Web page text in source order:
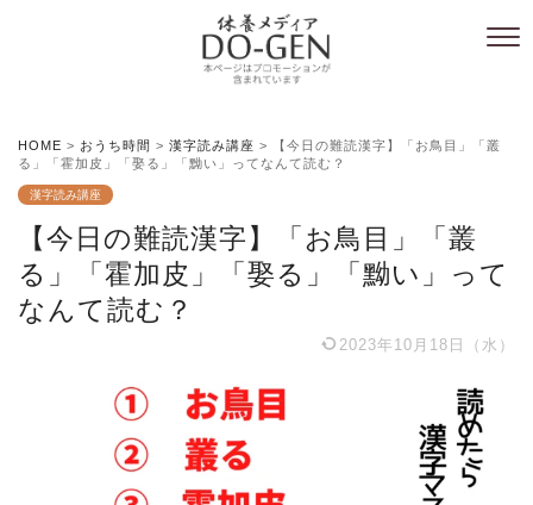
HOME > おうち時間 > 漢字読み講座 >
【今日の難読漢字】「お鳥目」「叢
る」「霍加皮」「娶る」「黝い」ってなんて読む？
漢字読み講座
【今日の難読漢字】「お鳥目」「叢
る」「霍加皮」「娶る」「黝い」って
なんて読む？
2023年10月18日（水）